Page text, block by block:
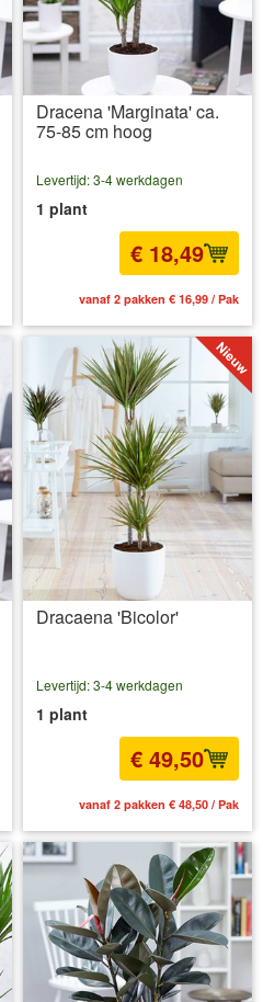
Dracena 'Marginata' ca.
75-85 cm hoog
Levertijd: 3-4 werkdagen
1 plant
€ 18,49
vanaf 2 pakken € 16,99 / Pak
Dracaena 'Bicolor'
Levertijd: 3-4 werkdagen
1 plant
€ 49,50
vanaf 2 pakken € 48,50 / Pak